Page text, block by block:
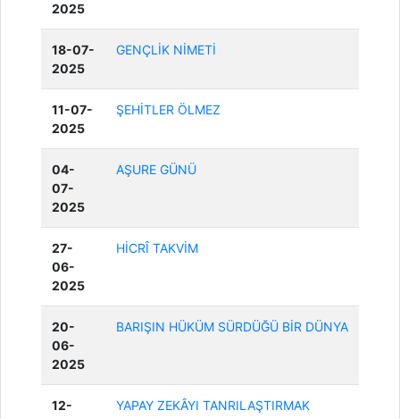
2025
18-07-
2025
GENÇLİK NİMETİ
11-07-
2025
ŞEHİTLER ÖLMEZ
04-
07-
2025
AŞURE GÜNÜ
27-
06-
2025
HİCRÎ TAKVİM
20-
06-
2025
BARIŞIN HÜKÜM SÜRDÜĞÜ BİR DÜNYA
12-
YAPAY ZEKÂYI TANRILAŞTIRMAK